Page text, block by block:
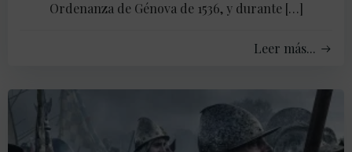
Ordenanza de Génova de 1536, y durante […]
Leer más...